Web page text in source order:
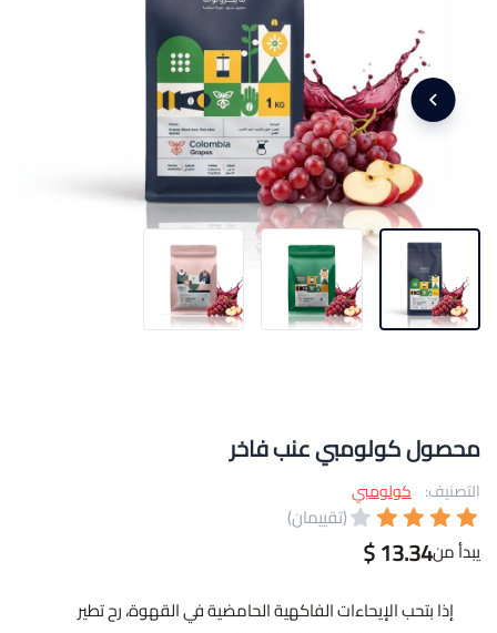
محصول كولومبي عنب فاخر
التصنيف: كولومبي
(تقييمان)
يبدأ من13.34 $
إذا بتحب الإيحاءات الفاكهية الحامضية في القهوة، رح تطير